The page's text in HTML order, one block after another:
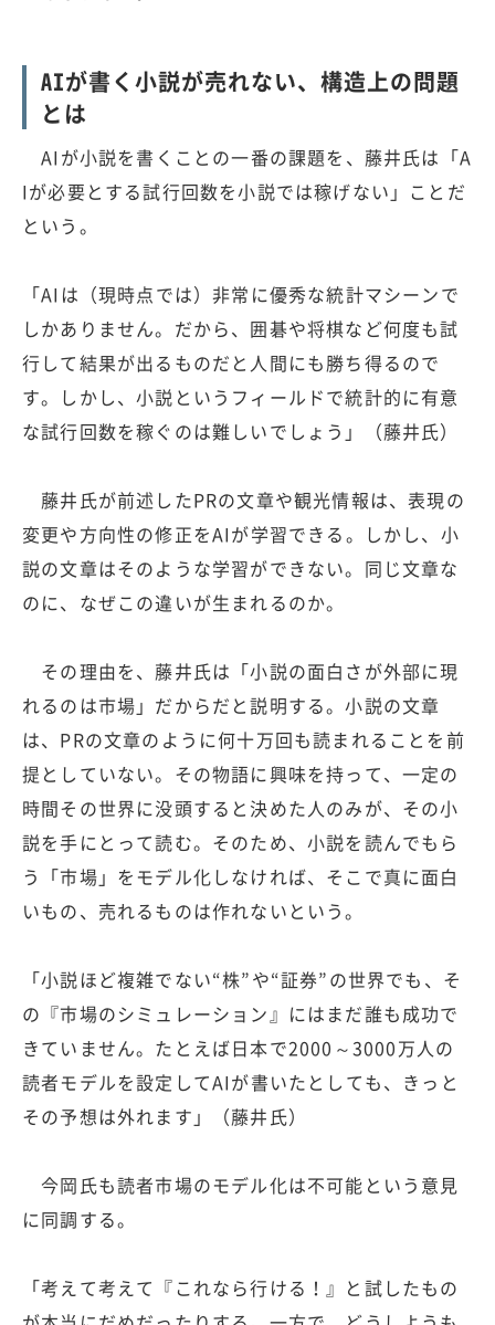
AIが書く小説が売れない、構造上の問題
とは
AIが小説を書くことの一番の課題を、藤井氏は「A
Iが必要とする試行回数を小説では稼げない」ことだ
という。
「AIは（現時点では）非常に優秀な統計マシーンで
しかありません。だから、囲碁や将棋など何度も試
行して結果が出るものだと人間にも勝ち得るので
す。しかし、小説というフィールドで統計的に有意
な試行回数を稼ぐのは難しいでしょう」（藤井氏）
藤井氏が前述したPRの文章や観光情報は、表現の
変更や方向性の修正をAIが学習できる。しかし、小
説の文章はそのような学習ができない。同じ文章な
のに、なぜこの違いが生まれるのか。
その理由を、藤井氏は「小説の面白さが外部に現
れるのは市場」だからだと説明する。小説の文章
は、PRの文章のように何十万回も読まれることを前
提としていない。その物語に興味を持って、一定の
時間その世界に没頭すると決めた人のみが、その小
説を手にとって読む。そのため、小説を読んでもら
う「市場」をモデル化しなければ、そこで真に面白
いもの、売れるものは作れないという。
「小説ほど複雑でない“株”や“証券”の世界でも、そ
の『市場のシミュレーション』にはまだ誰も成功で
きていません。たとえば日本で2000～3000万人の
読者モデルを設定してAIが書いたとしても、きっと
その予想は外れます」（藤井氏）
今岡氏も読者市場のモデル化は不可能という意見
に同調する。
「考えて考えて『これなら行ける！』と試したもの